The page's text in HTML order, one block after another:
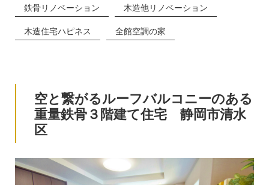
鉄骨リノベーション
木造他リノベーション
木造住宅ハピネス
全館空調の家
空と繋がるルーフバルコニーのある
重量鉄骨３階建て住宅 静岡市清水
区